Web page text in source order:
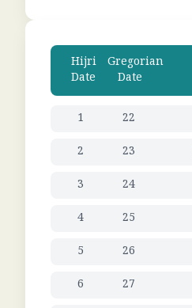
Hijri
Date
Gregorian
Date
1 22
2
23
3
24
4
25
5
26
6
27